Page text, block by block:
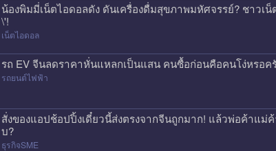
น้องพิมมี่เน็ตไอดอลดัง ดันเครื่องดื่มสุขภาพมหัศจรรย์? ชาวเ
\'!
เน็ตไอดอล
รถ EV จีนลดราคาหั่นแหลกเป็นแสน คนซื้อก่อนคือคนโง่หรอ
รถยนต์ไฟฟ้า
สั่งของแอปช้อปปิ้งเดี๋ยวนี้ส่งตรงจากจีนถูกมาก! แล้วพ่อค้าแม่
บ?
ธุรกิจSME